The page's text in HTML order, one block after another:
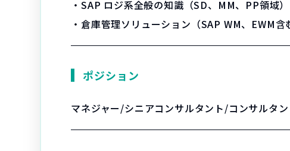
・SAP ロジ系全般の知識（SD、MM、PP領域）
・倉庫管理ソリューション（SAP WM、EWM
ポジション
マネジャー/シニアコンサルタント/コンサルタン